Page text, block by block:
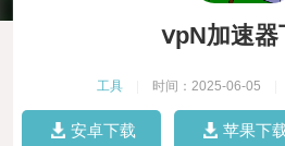
ⅴpN加速器
工具 时间：2025-06-05
安卓下载 苹果下